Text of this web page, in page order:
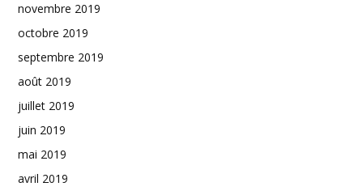
novembre 2019
octobre 2019
septembre 2019
août 2019
juillet 2019
juin 2019
mai 2019
avril 2019